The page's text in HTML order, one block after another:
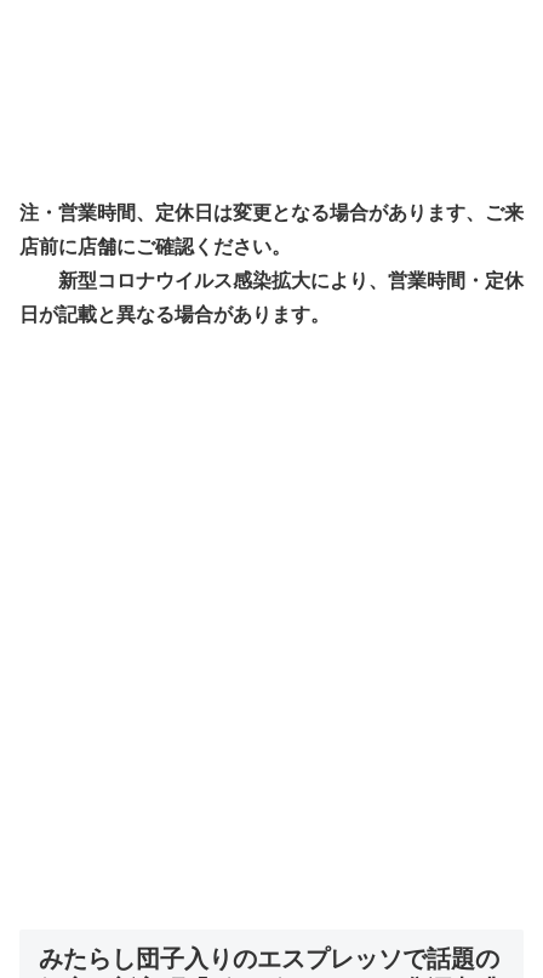
注・営業時間、定休日は変更となる場合があります、ご来
店前に店舗にご確認ください。
新型コロナウイルス感染拡大により、営業時間・定休
日が記載と異なる場合があります。
みたらし団子入りのエスプレッソで話題の